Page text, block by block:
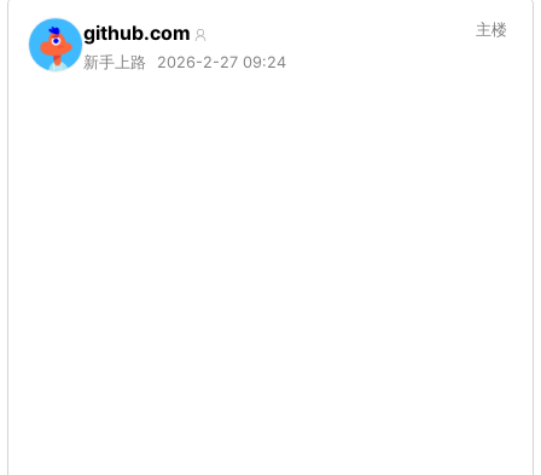
github.com
新手上路 2026-2-27 09:24
主楼